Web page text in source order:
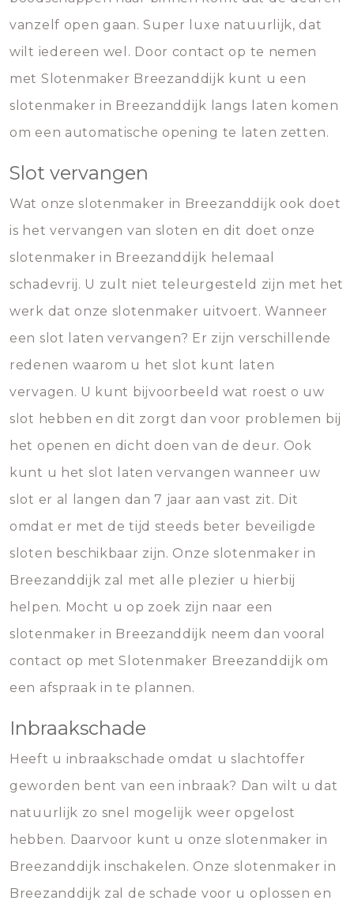
vanzelf open gaan. Super luxe natuurlijk, dat
wilt iedereen wel. Door contact op te nemen
met Slotenmaker Breezanddijk kunt u een
slotenmaker in Breezanddijk langs laten komen
om een automatische opening te laten zetten.
Slot vervangen
Wat onze slotenmaker in Breezanddijk ook doet
is het vervangen van sloten en dit doet onze
slotenmaker in Breezanddijk helemaal
schadevrij. U zult niet teleurgesteld zijn met het
werk dat onze slotenmaker uitvoert. Wanneer
een slot laten vervangen? Er zijn verschillende
redenen waarom u het slot kunt laten
vervagen. U kunt bijvoorbeeld wat roest o uw
slot hebben en dit zorgt dan voor problemen bij
het openen en dicht doen van de deur. Ook
kunt u het slot laten vervangen wanneer uw
slot er al langen dan 7 jaar aan vast zit. Dit
omdat er met de tijd steeds beter beveiligde
sloten beschikbaar zijn. Onze slotenmaker in
Breezanddijk zal met alle plezier u hierbij
helpen. Mocht u op zoek zijn naar een
slotenmaker in Breezanddijk neem dan vooral
contact op met Slotenmaker Breezanddijk om
een afspraak in te plannen.
Inbraakschade
Heeft u inbraakschade omdat u slachtoffer
geworden bent van een inbraak? Dan wilt u dat
natuurlijk zo snel mogelijk weer opgelost
hebben. Daarvoor kunt u onze slotenmaker in
Breezanddijk inschakelen. Onze slotenmaker in
Breezanddijk zal de schade voor u oplossen en